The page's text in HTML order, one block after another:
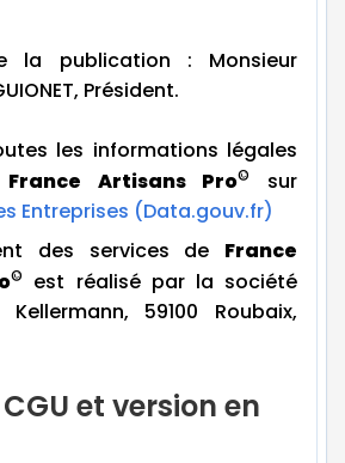
la publication : Monsieur
Président.
les informations légales
France Artisans Pro©
sur
Entreprises (Data.gouv.fr)
des services de France
©
est réalisé par la société
59100 Roubaix,
et version en